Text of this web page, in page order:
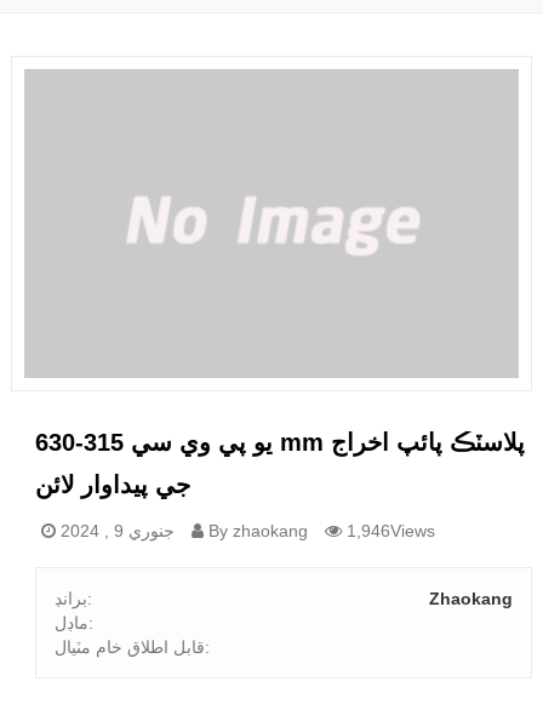
يو پي وي سي 315-630 mm پلاسٽڪ پائپ اخراج
جي پيداوار لائن
جنوري 9 , 2024 By zhaokang 1,946Views
برانڊ:
Zhaokang
ماڊل:
قابل اطلاق خام مٽيال: